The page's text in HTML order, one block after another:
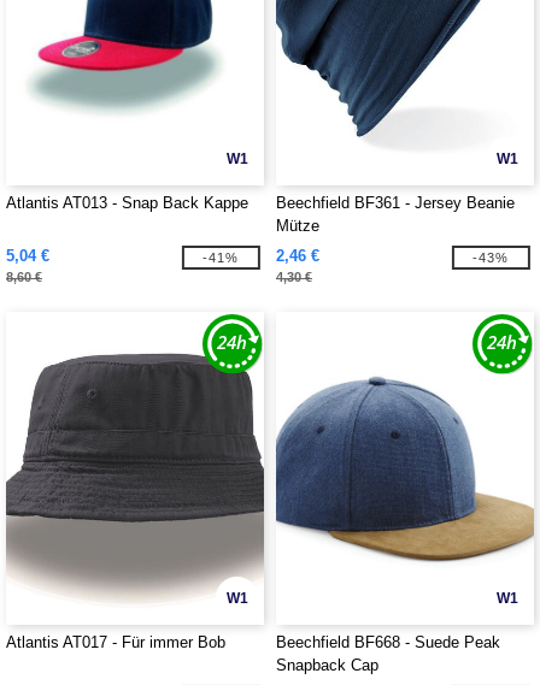
W1
Atlantis AT013 - Snap Back Kappe
5,04 €
8,60 €
-41%
W1
Beechfield BF361 - Jersey Beanie
Mütze
2,46 €
4,30 €
-43%
W1
Atlantis AT017 - Für immer Bob
W1
Beechfield BF668 - Suede Peak
Snapback Cap